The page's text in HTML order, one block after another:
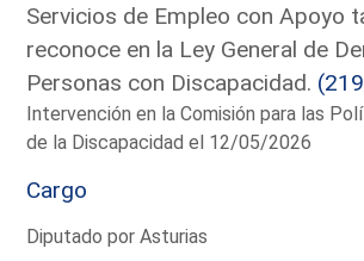
Servicios de Empleo con Apoyo
reconoce en la Ley General de
Personas con Discapacidad.
Intervención en la Comisión para las
de la Discapacidad el 12/05/2026
Cargo
Diputado por Asturias